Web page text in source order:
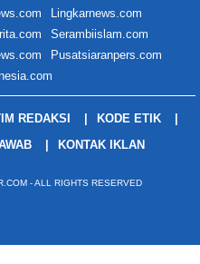
Lingkarnews.com
Serambiislam.com
Pusatsiaranpers.com
REDAKSI
KODE ETIK
KONTAK IKLAN
- ALL RIGHTS RESERVED